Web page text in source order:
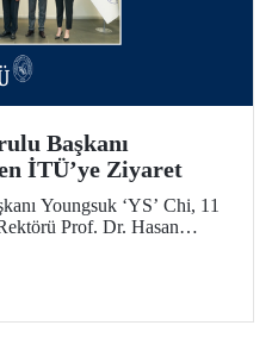
Başkanı
İTÜ’ye Ziyaret
Youngsuk ‘YS’ Chi, 11
Prof. Dr. Hasan
zekânın dönüştürücü